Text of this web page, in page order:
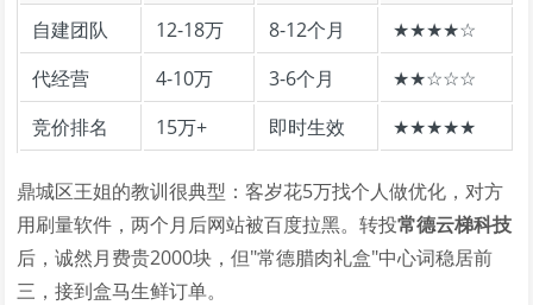
自建团队
12-18万 8-12个月
★★★★☆
代经营
4-10万 3-6个月
★★☆☆☆
竞价排名
15万+ 即时生效 ★★★★★
鼎城区王姐的教训很典型：客岁花5万找个人做优化，对方
用刷量软件，两个月后网站被百度拉黑。转投常德云梯科技
后，诚然月费贵2000块，但"常德腊肉礼盒"中心词稳居前
三，接到盒马生鲜订单。